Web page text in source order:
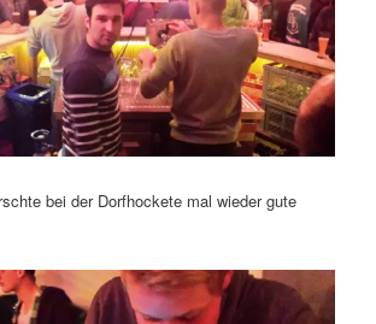
bei der Dorfhockete mal wieder gute